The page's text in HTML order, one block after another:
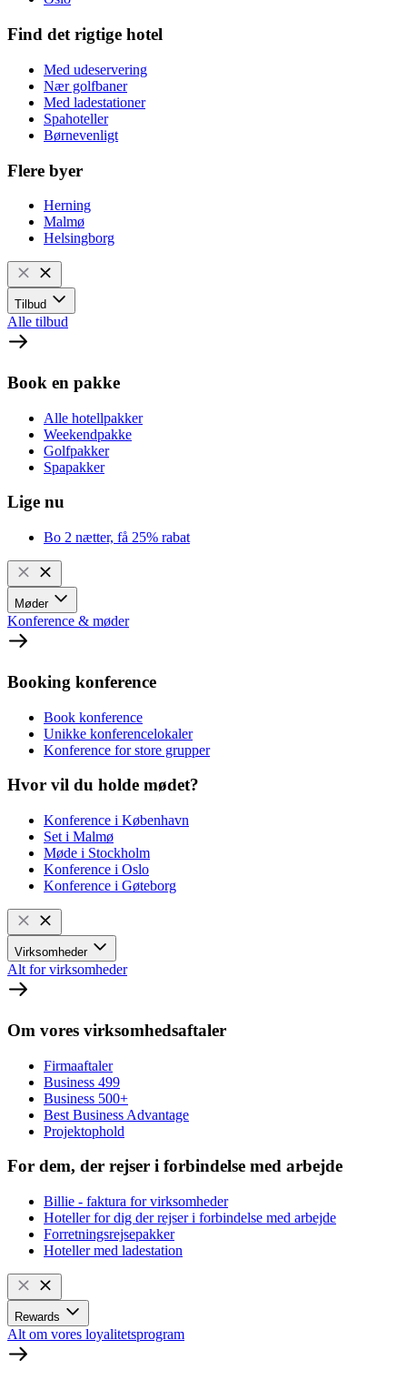
Find det rigtige hotel
Med udeservering
Nær golfbaner
Med ladestationer
Spahoteller
Børnevenligt
Flere byer
Herning
Malmø
Helsingborg
Tilbud
Alle tilbud
Book en pakke
Alle hotellpakker
Weekendpakke
Golfpakker
Spapakker
Lige nu
Bo 2 nætter, få 25% rabat
Møder
Konference & møder
Booking konference
Book konference
Unikke konferencelokaler
Konference for store grupper
Hvor vil du holde mødet?
Konference i København
Set i Malmø
Møde i Stockholm
Konference i Oslo
Konference i Gøteborg
Virksomheder
Alt for virksomheder
Om vores virksomhedsaftaler
Firmaaftaler
Business 499
Business 500+
Best Business Advantage
Projektophold
For dem, der rejser i forbindelse med arbejde
Billie - faktura for virksomheder
Hoteller for dig der rejser i forbindelse med arbejde
Forretningsrejsepakker
Hoteller med ladestation
Rewards
Alt om vores loyalitetsprogram